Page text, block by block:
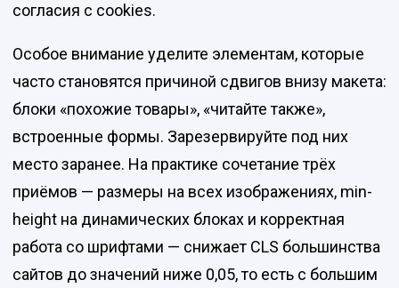
согласия с cookies.
Особое внимание уделите элементам, которые
часто становятся причиной сдвигов внизу макета:
блоки «похожие товары», «читайте также»,
встроенные формы. Зарезервируйте под них
место заранее. На практике сочетание трёх
приёмов — размеры на всех изображениях, min-
height на динамических блоках и корректная
работа со шрифтами — снижает CLS большинства
сайтов до значений ниже 0,05, то есть с большим